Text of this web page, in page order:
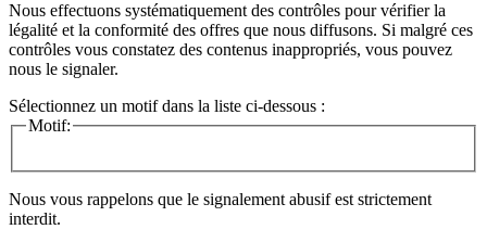
Nous effectuons systématiquement des contrôles pour vérifier la
légalité et la conformité des offres que nous diffusons. Si malgré ces
contrôles vous constatez des contenus inappropriés, vous pouvez
nous le signaler.
Sélectionnez un motif dans la liste ci-dessous :
Motif:
Nous vous rappelons que le signalement abusif est strictement
interdit.